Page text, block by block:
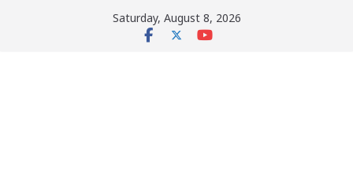
Saturday, August 8, 2026